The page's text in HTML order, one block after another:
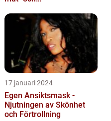
17 januari 2024
Egen Ansiktsmask -
Njutningen av Skönhet
och Förtrollning